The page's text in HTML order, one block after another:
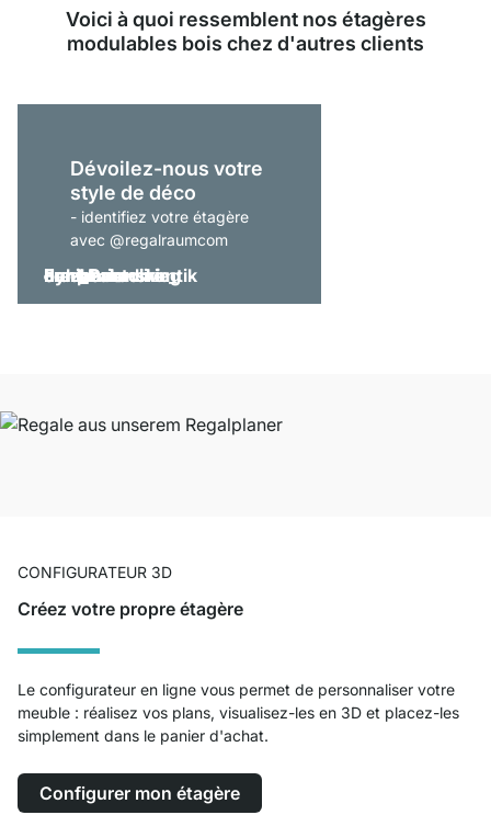
Voici à quoi ressemblent nos étagères
modulables bois chez d'autres clients
Dévoilez-nous votre
style de déco
- identifiez votre étagère
avec @regalraumcom
CONFIGURATEUR 3D
Créez votre propre étagère
Le configurateur en ligne vous permet de personnaliser votre
meuble : réalisez vos plans, visualisez-les en 3D et placez-les
simplement dans le panier d'achat.
Configurer mon étagère